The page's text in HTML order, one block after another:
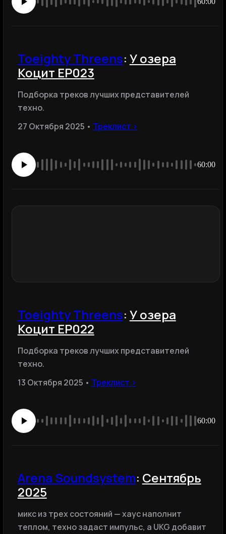
Toeighty Threens: У озера
Коцит EP023
Подборка треков лучших представителей
техно.
27 Октября 2025 • Треклист ›
60:00
Toeighty Threens: У озера
Коцит EP022
Подборка треков лучших представителей
техно.
13 Октября 2025 • Треклист ›
60:00
Arena Soundsystem: Сентябрь
2025
микс из трех состояний — хаус наполнит
теплом, техно задаст импульс, а UKG добавит